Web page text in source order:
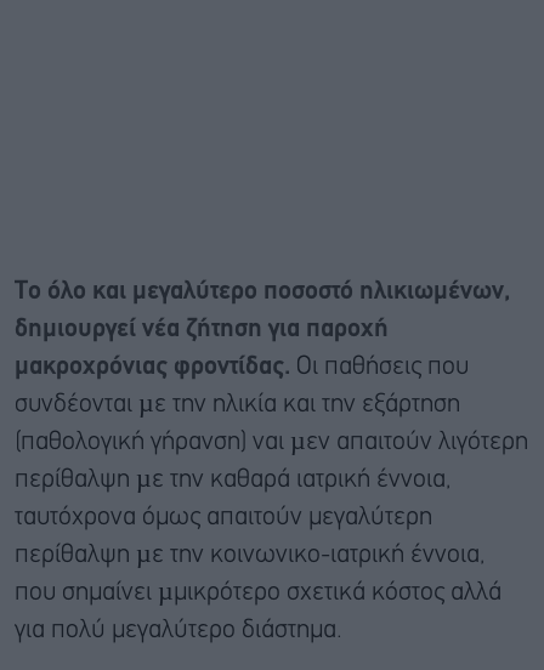
Το όλο και μεγαλύτερο ποσοστό ηλικιωμένων,
δημιουργεί νέα ζήτηση για παροχή
μακροχρόνιας φροντίδας. Οι παθήσεις που
συνδέονται µε την ηλικία και την εξάρτηση
(παθολογική γήρανση) ναι µεν απαιτούν λιγότερη
περίθαλψη µε την καθαρά ιατρική έννοια,
ταυτόχρονα όμως απαιτούν μεγαλύτερη
περίθαλψη µε την κοινωνικο-ιατρική έννοια,
που σημαίνει µμικρότερο σχετικά κόστος αλλά
για πολύ μεγαλύτερο διάστημα.